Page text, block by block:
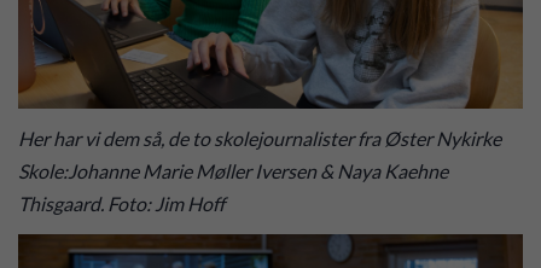
Her har vi dem så, de to skolejournalister fra Øster Nykirke
Skole:Johanne Marie Møller Iversen & Naya Kaehne
Thisgaard. Foto: Jim Hoff